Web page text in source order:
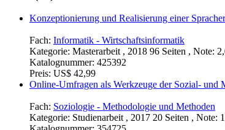
Konzeptionierung und Realisierung einer
Fach: Informatik - Wirtschaftsinformatik
Kategorie: Masterarbeit , 2018 96 Seiten , Note:
Katalognummer: 425392
Preis: US$ 42,99
Online-Umfragen als Werkzeuge der Sozial- und
Fach: Soziologie - Methodologie und Methoden
Kategorie: Studienarbeit , 2017 20 Seiten , Note: